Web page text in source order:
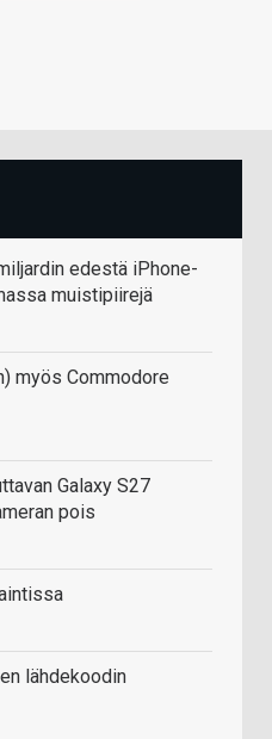
edestä iPhone-
muistipiirejä
myös Commodore
Galaxy S27
pois
lähdekoodin